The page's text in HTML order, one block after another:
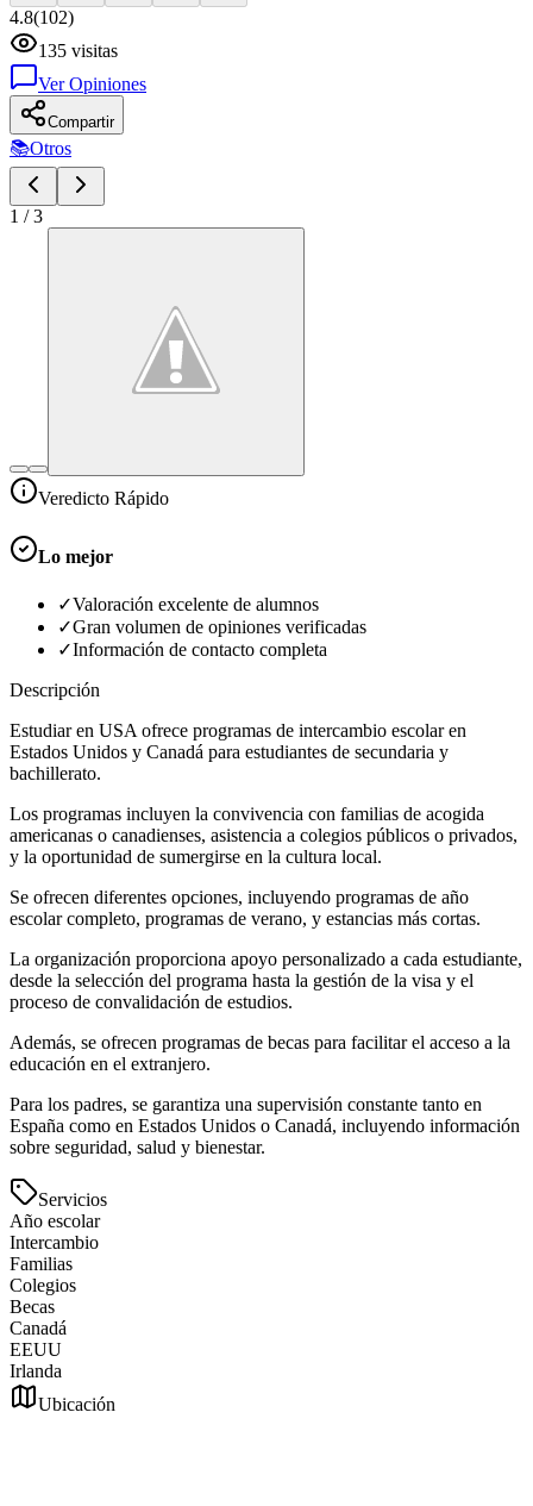
4.8(102)
135 visitas
Ver Opiniones
Compartir
📚Otros
1 /3
Veredicto Rápido
Lo mejor
✓Valoración excelente de alumnos
✓Gran volumen de opiniones verificadas
✓Información de contacto completa
Descripción
Estudiar en USA ofrece programas de intercambio escolar en
Estados Unidos y Canadá para estudiantes de secundaria y
bachillerato.
Los programas incluyen la convivencia con familias de acogida
americanas o canadienses, asistencia a colegios públicos o privados,
y la oportunidad de sumergirse en la cultura local.
Se ofrecen diferentes opciones, incluyendo programas de año
escolar completo, programas de verano, y estancias más cortas.
La organización proporciona apoyo personalizado a cada estudiante,
desde la selección del programa hasta la gestión de la visa y el
proceso de convalidación de estudios.
Además, se ofrecen programas de becas para facilitar el acceso a la
educación en el extranjero.
Para los padres, se garantiza una supervisión constante tanto en
España como en Estados Unidos o Canadá, incluyendo información
sobre seguridad, salud y bienestar.
Servicios
Año escolar
Intercambio
Familias
Colegios
Becas
Canadá
EEUU
Irlanda
Ubicación